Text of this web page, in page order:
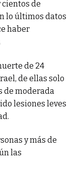
de
lo últimos datos
haber
de 24
de ellas solo
de moderada
lesiones leves
y más de
las